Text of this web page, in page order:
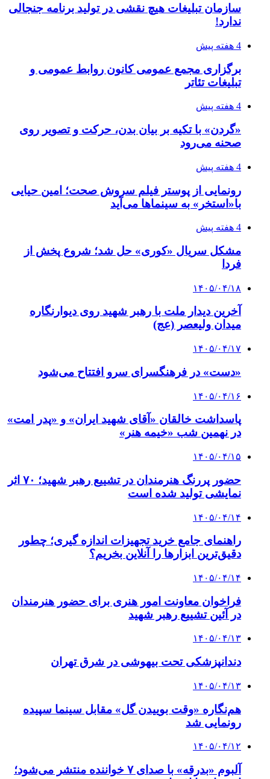
سازمان تبلیغات هیچ نقشی در تولید برنامه جنجالی
ندارد!
4 هفته پیش
برگزاری مجمع عمومی کانون روابط عمومی و
تبلیغات تئاتر
4 هفته پیش
«گردن» با تکیه بر بیان بدن، حرکت و تصویر روی
صحنه می‌رود
4 هفته پیش
رونمایی از پوستر فیلم سروش صحت؛ امین حیایی
با«استخر» به سینماها می‌آید
4 هفته پیش
مشکل سریال «کوری» حل شد؛ شروع پخش از
فردا
۱۴۰۵/۰۴/۱۸
آخرین دیدار ملت با رهبر شهید روی دیوارنگاره
میدان ولیعصر (عج)
۱۴۰۵/۰۴/۱۷
«دست» در فرهنگسرای سرو افتتاح می‌شود
۱۴۰۵/۰۴/۱۶
پاسداشت خالقان «آقای شهید ایران» و «پدر امت»
در نهمین شب «خیمه هنر»
۱۴۰۵/۰۴/۱۵
حضور پررنگ هنرمندان در تشییع رهبر شهید؛ ۷۰ اثر
نمایشی تولید شده است
۱۴۰۵/۰۴/۱۴
راهنمای جامع خرید تجهیزات اندازه گیری؛ چطور
دقیق‌ترین ابزارها را آنلاین بخریم؟
۱۴۰۵/۰۴/۱۴
فراخوان معاونت امور هنری برای حضور هنرمندان
در آئین تشییع رهبر شهید
۱۴۰۵/۰۴/۱۳
دندانپزشکی تحت بیهوشی در شرق تهران
۱۴۰۵/۰۴/۱۳
هم‌نگاره «وقت بوییدن گل» مقابل سینما سپیده
رونمایی شد
۱۴۰۵/۰۴/۱۲
آلبوم «بدرقه» با صدای ۷ خواننده منتشر می‌شود؛